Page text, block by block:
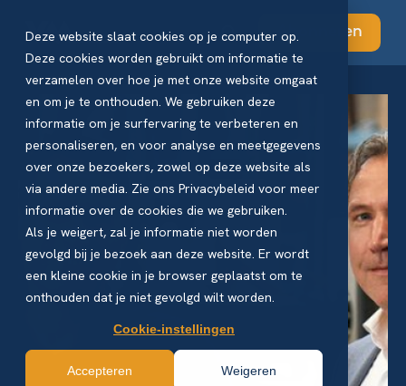
Deze website slaat cookies op je computer op.
Deze cookies worden gebruikt om informatie te
verzamelen over hoe je met onze website omgaat
en om je te onthouden. We gebruiken deze
informatie om je surfervaring te verbeteren en
personaliseren, en voor analyse en meetgegevens
over onze bezoekers, zowel op deze website als
via andere media. Zie ons Privacybeleid voor meer
informatie over de cookies die we gebruiken.
Als je weigert, zal je informatie niet worden
gevolgd bij je bezoek aan deze website. Er wordt
een kleine cookie in je browser geplaatst om te
onthouden dat je niet gevolgd wilt worden.
Cookie-instellingen
Accepteren Weigeren
Abonneren